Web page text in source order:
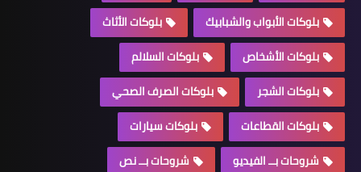
بلوكات الأبواب والشبابيك
بلوكات الأثاث
بلوكات الأشخاص
بلوكات السلالم
بلوكات الشجر
بلوكات الصرف الصحي
بلوكات القطاعات
بلوكات سيارات
شروحات بــ الفيديو
شروحات بــ نص